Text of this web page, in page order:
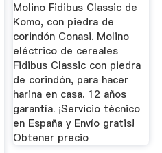
Molino Fidibus Classic de
Komo, con piedra de
corindón Conasi. Molino
eléctrico de cereales
Fidibus Classic con piedra
de corindón, para hacer
harina en casa. 12 años
garantía. ¡Servicio técnico
en España y Envío gratis!
Obtener precio